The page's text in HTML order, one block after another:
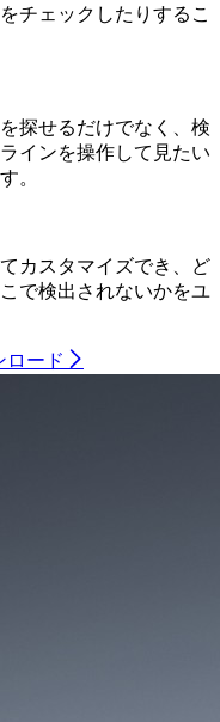
チェックしたりするこ
探せるだけでなく、検
インを操作して見たい
。
カスタマイズでき、ど
で検出されないかをユ
ロード